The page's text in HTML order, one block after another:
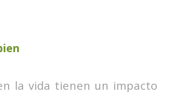
la vida tienen un impacto